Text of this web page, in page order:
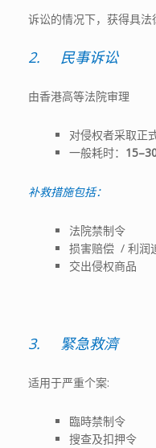
诉讼的情况下，获得具法
2. 民事诉讼
由香港高等法院审理
对侵权者采取正
一般耗时：
补救措施包括：
法院禁制令
损害赔偿 / 利润
交出侵权商品
3. 緊急救濟
适用于严重个案:
臨時禁制令
搜查及扣押令